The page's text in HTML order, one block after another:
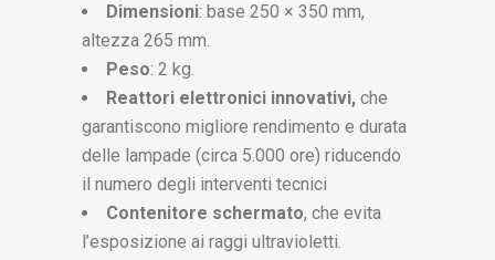
Dimensioni: base 250 × 350 mm,
altezza 265 mm.
Peso: 2 kg.
Reattori elettronici innovativi, che
garantiscono migliore rendimento e durata
delle lampade (circa 5.000 ore) riducendo
il numero degli interventi tecnici
Contenitore schermato, che evita
l’esposizione ai raggi ultravioletti.